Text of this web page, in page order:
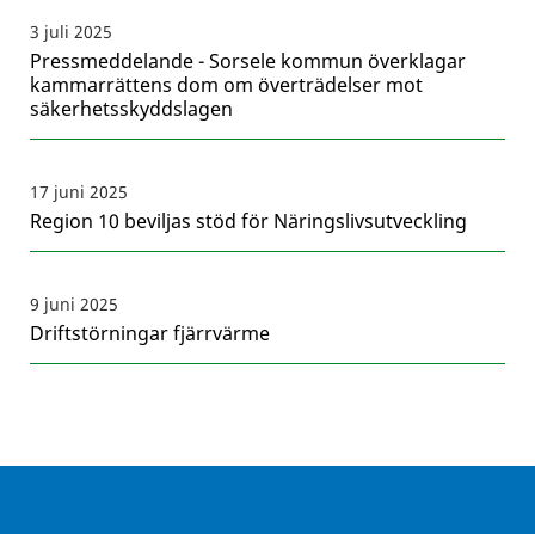
3 juli 2025
Pressmeddelande - Sorsele kommun överklagar
kammarrättens dom om överträdelser mot
säkerhetsskyddslagen
17 juni 2025
Region 10 beviljas stöd för Näringslivsutveckling
9 juni 2025
Driftstörningar fjärrvärme